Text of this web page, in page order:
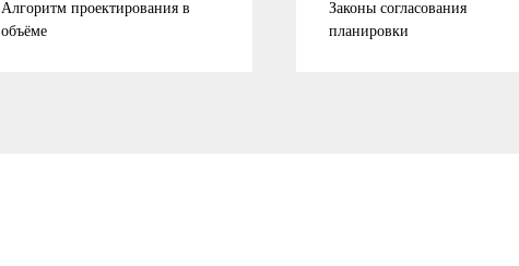
Алгоритм проектирования в
объёме
Законы согласования
планировки